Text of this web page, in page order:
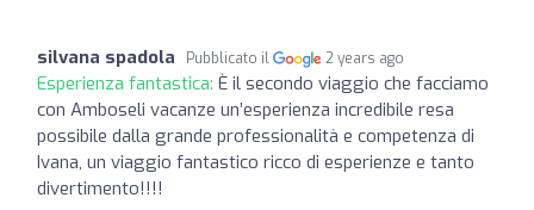
silvana spadola Pubblicato il 2 years ago
Esperienza fantastica: È il secondo viaggio che facciamo
con Amboseli vacanze un’esperienza incredibile resa
possibile dalla grande professionalità e competenza di
Ivana, un viaggio fantastico ricco di esperienze e tanto
divertimento!!!!